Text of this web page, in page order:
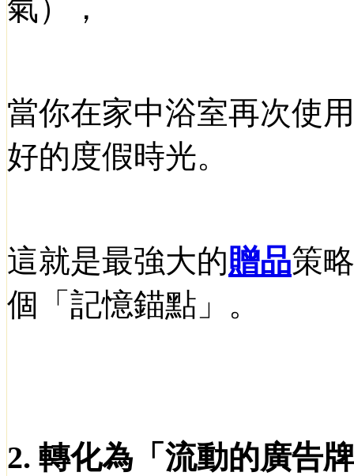
氣），
當你在家中浴室再次使
好的度假時光。
這就是最強大的贈品策
個「記憶錨點」。
2. 轉化為「流動的廣告